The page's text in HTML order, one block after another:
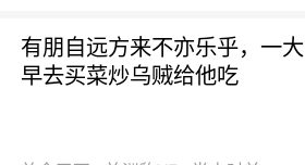
有朋自远方来不亦乐乎，一大
早去买菜炒乌贼给他吃